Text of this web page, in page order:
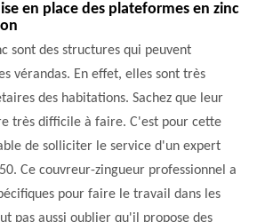
en place des plateformes en zinc
sont des structures qui peuvent
vérandas. En effet, elles sont très
des habitations. Sachez que leur
très difficile à faire. C'est pour cette
de solliciter le service d'un expert
Ce couvreur-zingueur professionnel a
pour faire le travail dans les
pas aussi oublier qu'il propose des